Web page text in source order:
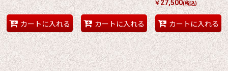
カートに入れる カートに入れる
￥27,500(税込)
カートに入れる